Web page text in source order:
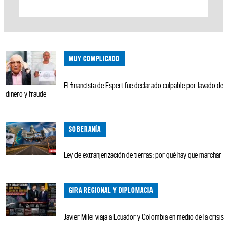
MUY COMPLICADO
El financista de Espert fue declarado culpable por lavado de
dinero y fraude
SOBERANÍA
Ley de extranjerización de tierras: por qué hay que marchar
GIRA REGIONAL Y DIPLOMACIA
Javier Milei viaja a Ecuador y Colombia en medio de la crisis